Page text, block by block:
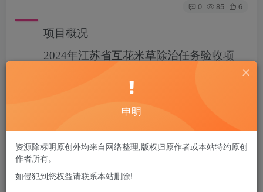
0 85 6
项目概况
2024年江苏省互花米草除治任务验收项
（http://www.ejy365.com）
2024-12-30 14:30
件。
一、项目基本情况
项目编号：JSZC-320000-JCEC-G2024-
申明
资源除标明原创外均来自网络整理,版权归原作者或本站特约原创
作者所有。
如侵犯到您权益请联系本站删除!